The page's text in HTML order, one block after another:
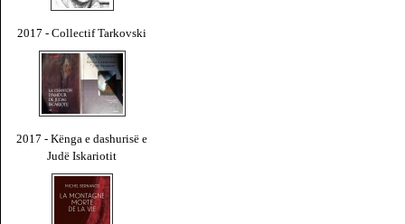
2017 - Collectif Tarkovski
2017 - Kënga e dashurisë e
Judë Iskariotit